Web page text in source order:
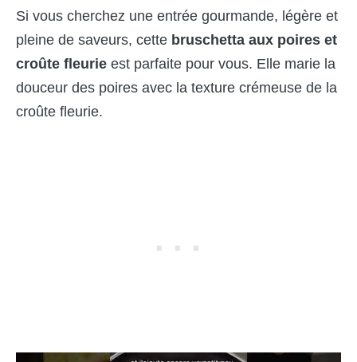
Si vous cherchez une entrée gourmande, légère et
pleine de saveurs, cette bruschetta aux poires et
croûte fleurie est parfaite pour vous. Elle marie la
douceur des poires avec la texture crémeuse de la
croûte fleurie.